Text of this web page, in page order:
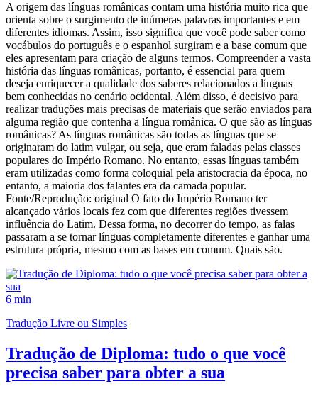
A origem das línguas românicas contam uma história muito rica que
orienta sobre o surgimento de inúmeras palavras importantes e em
diferentes idiomas. Assim, isso significa que você pode saber como
vocábulos do português e o espanhol surgiram e a base comum que
eles apresentam para criação de alguns termos. Compreender a vasta
história das línguas românicas, portanto, é essencial para quem
deseja enriquecer a qualidade dos saberes relacionados a línguas
bem conhecidas no cenário ocidental. Além disso, é decisivo para
realizar traduções mais precisas de materiais que serão enviados para
alguma região que contenha a língua românica. O que são as línguas
românicas? As línguas românicas são todas as línguas que se
originaram do latim vulgar, ou seja, que eram faladas pelas classes
populares do Império Romano. No entanto, essas línguas também
eram utilizadas como forma coloquial pela aristocracia da época, no
entanto, a maioria dos falantes era da camada popular.
Fonte/Reprodução: original O fato do Império Romano ter
alcançado vários locais fez com que diferentes regiões tivessem
influência do Latim. Dessa forma, no decorrer do tempo, as falas
passaram a se tornar línguas completamente diferentes e ganhar uma
estrutura própria, mesmo com as bases em comum. Quais são.
6 min
Tradução Livre ou Simples
Tradução de Diploma: tudo o que você
precisa saber para obter a sua